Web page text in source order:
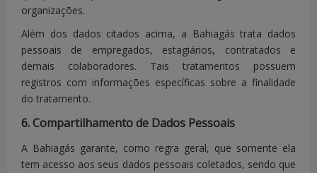
- DADOS DE
- ENDEREÇO
contato são
solicitados
para o devido
retorno ao
documentos
com foto é
organizações.
Além dos dados citados acima, a Bahiagás trata dados
pessoais de empregados, estagiários, contratados e
demais colaboradores. Tais tratamentos possuem
registros com informações específicas sobre a finalidade
do tratamento.
6. Compartilhamento de Dados Pessoais
A Bahiagás garante, como regra geral, que somente ela
tem acesso aos seus dados pessoais coletados, sendo que